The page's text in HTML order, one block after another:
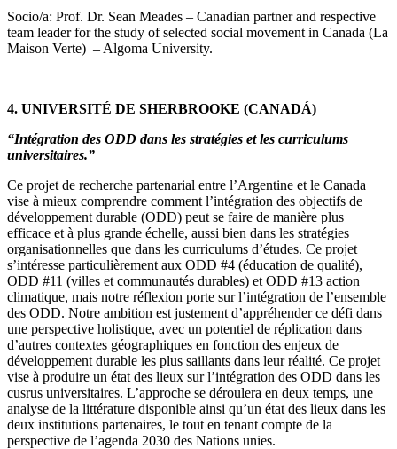
Socio/a: Prof. Dr. Sean Meades – Canadian partner and respective
team leader for the study of selected social movement in Canada (La
Maison Verte) – Algoma University.
4. UNIVERSITÉ DE SHERBROOKE (CANADÁ)
“Intégration des ODD dans les stratégies et les curriculums
universitaires.”
Ce projet de recherche partenarial entre l’Argentine et le Canada
vise à mieux comprendre comment l’intégration des objectifs de
développement durable (ODD) peut se faire de manière plus
efficace et à plus grande échelle, aussi bien dans les stratégies
organisationnelles que dans les curriculums d’études. Ce projet
s’intéresse particulièrement aux ODD #4 (éducation de qualité),
ODD #11 (villes et communautés durables) et ODD #13 action
climatique, mais notre réflexion porte sur l’intégration de l’ensemble
des ODD. Notre ambition est justement d’appréhender ce défi dans
une perspective holistique, avec un potentiel de réplication dans
d’autres contextes géographiques en fonction des enjeux de
développement durable les plus saillants dans leur réalité. Ce projet
vise à produire un état des lieux sur l’intégration des ODD dans les
cusrus universitaires. L’approche se déroulera en deux temps, une
analyse de la littérature disponible ainsi qu’un état des lieux dans les
deux institutions partenaires, le tout en tenant compte de la
perspective de l’agenda 2030 des Nations unies.